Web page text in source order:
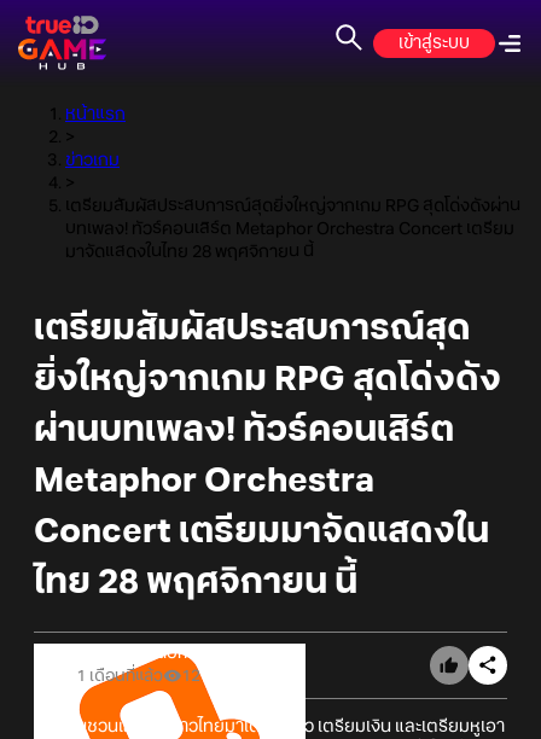
เข้าสู่ระบบ
หน้าแรก
>
ข่าวเกม
>
เตรียมสัมผัสประสบการณ์สุดยิ่งใหญ่จากเกม RPG สุดโด่งดังผ่าน
บทเพลง! ทัวร์คอนเสิร์ต Metaphor Orchestra Concert เตรียม
มาจัดแสดงในไทย 28 พฤศจิกายน นี้
เตรียมสัมผัสประสบการณ์สุด
ยิ่งใหญ่จากเกม RPG สุดโด่งดัง
ผ่านบทเพลง! ทัวร์คอนเสิร์ต
Metaphor Orchestra
Concert เตรียมมาจัดแสดงใน
ไทย 28 พฤศจิกายน นี้
Online Station
1 เดือนที่แล้ว
12
ขอเชิญชวนแฟน ๆ ชาวไทยมาเตรียมตัว เตรียมเงิน และเตรียมหูเอา